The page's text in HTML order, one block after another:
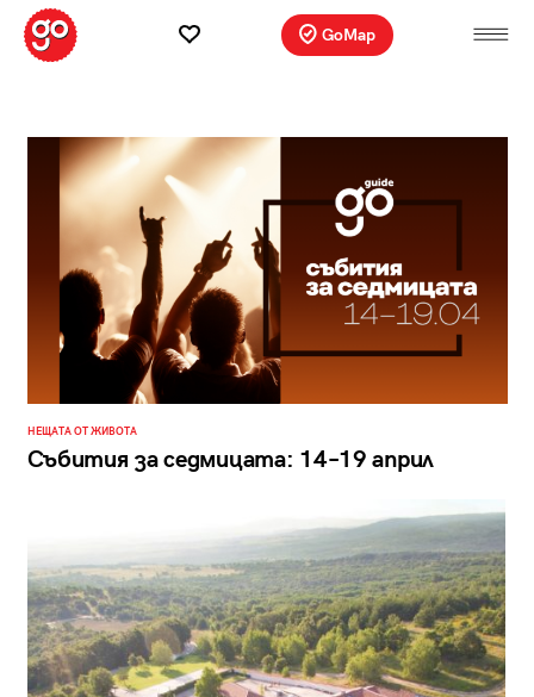
GoMap
НЕЩАТА ОТ ЖИВОТА
Събития за седмицата: 14–19 април